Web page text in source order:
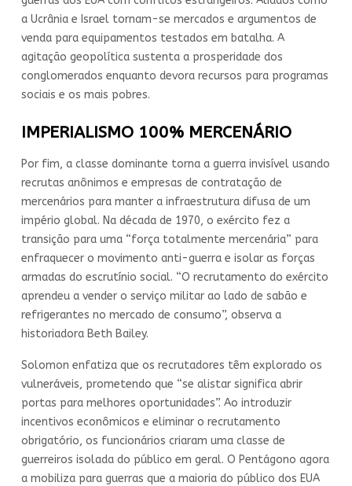
a Ucrânia e Israel tornam-se mercados e argumentos de
venda para equipamentos testados em batalha. A
agitação geopolítica sustenta a prosperidade dos
conglomerados enquanto devora recursos para programas
sociais e os mais pobres.
IMPERIALISMO 100% MERCENÁRIO
Por fim, a classe dominante torna a guerra invisível usando
recrutas anônimos e empresas de contratação de
mercenários para manter a infraestrutura difusa de um
império global. Na década de 1970, o exército fez a
transição para uma “força totalmente mercenária” para
enfraquecer o movimento anti-guerra e isolar as forças
armadas do escrutínio social. “O recrutamento do exército
aprendeu a vender o serviço militar ao lado de sabão e
refrigerantes no mercado de consumo”, observa a
historiadora Beth Bailey.
Solomon enfatiza que os recrutadores têm explorado os
vulneráveis, prometendo que “se alistar significa abrir
portas para melhores oportunidades”. Ao introduzir
incentivos econômicos e eliminar o recrutamento
obrigatório, os funcionários criaram uma classe de
guerreiros isolada do público em geral. O Pentágono agora
a mobiliza para guerras que a maioria do público dos EUA